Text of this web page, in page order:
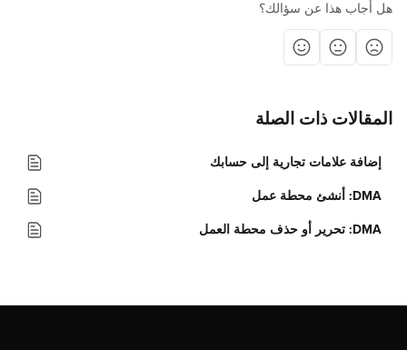
هل أجاب هذا عن سؤالك؟
المقالات ذات الصلة
إضافة علامات تجارية إلى حسابك
DMA: أنشئ محطة عمل
DMA: تحرير أو حذف محطة العمل